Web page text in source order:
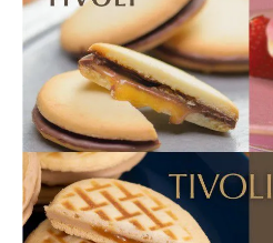
ログイン 会員登録
BRANDS ブランドから選ぶ
CATEGORIES カテゴリから選ぶ
PRICE 価格から探す